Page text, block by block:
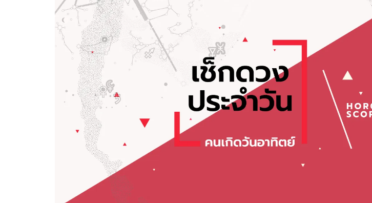
ดาวน์โหลดสนุกแอปฟรี ติดตามสนุกโซเชียลได้ที่
สงวนลิขสิทธิ์ ©2569บริษัท อิมเมจ ฟิวเจอร์ (ประเทศไทย) จำกัด